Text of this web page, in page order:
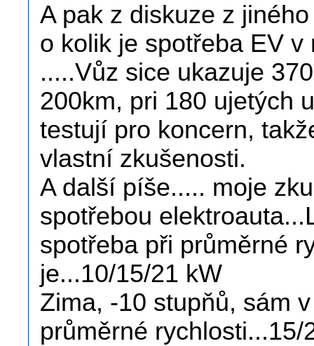
A pak z diskuze z
o kolik je spotřeba EV v
.....Vůz sice ukazuje
200km, pri 180 ujetých
testují pro koncern,
vlastní zkušenosti.
A další píše..... moje
spotřebou
spotřeba při průměrné
je...10/15/21 kW
Zima, -10 stupňů, sám
průměrné rychlosti...15/